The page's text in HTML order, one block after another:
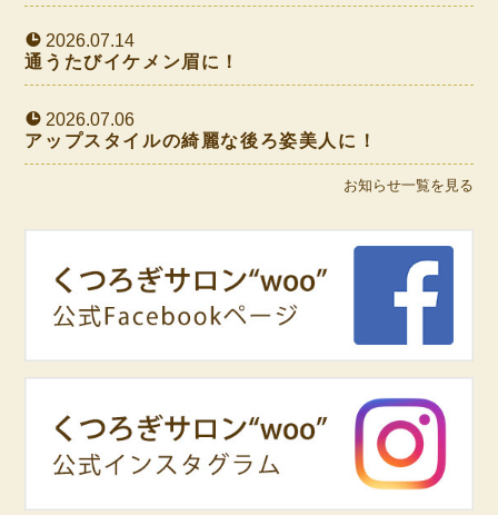
2026.07.14
通うたびイケメン眉に！
2026.07.06
アップスタイルの綺麗な後ろ姿美人に！
お知らせ一覧を見る